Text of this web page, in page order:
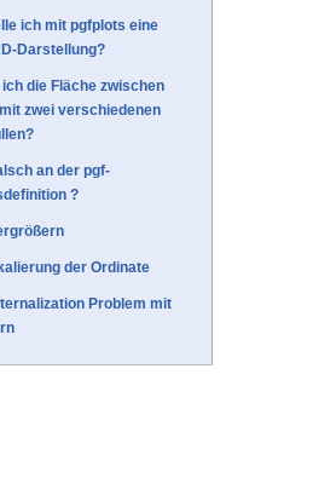
ich mit pgfplots eine
Darstellung?
die Fläche zwischen
zwei verschiedenen
an der pgf-
?
der Ordinate
Problem mit